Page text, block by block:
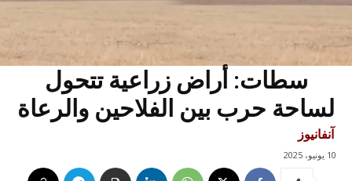
سطات: أراض زراعية تتحول
لساحة حرب بين الفلاحين والرعاة
آنفانيوز
10 يونيو، 2025